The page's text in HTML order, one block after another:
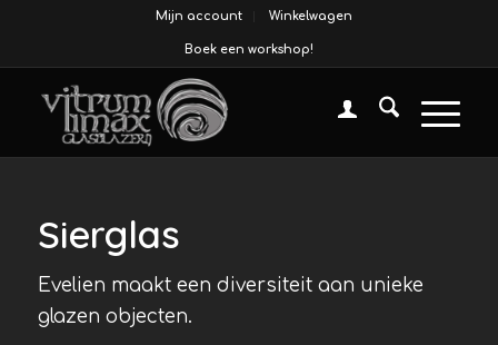
Mijn account Winkelwagen
Boek een workshop!
Sierglas
Evelien maakt een diversiteit aan unieke
glazen objecten.